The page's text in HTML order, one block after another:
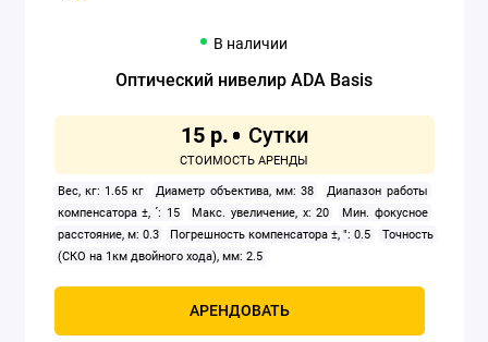
В наличии
Оптический нивелир ADA Basis
15 р.
Вес, кг: 1.65 кг Диаметр объектива, мм: 38
Диапазон работы
компенсатора ±, ´: 15
Макс. увеличение, x: 20
Мин. фокусное
расстояние, м: 0.3
Погрешность компенсатора ±, ": 0.5
Точность
(СКО на 1км двойного хода), мм: 2.5
АРЕНДОВАТЬ